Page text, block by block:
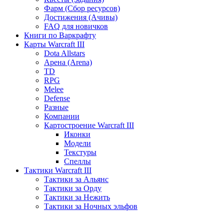
Фарм (Сбор ресурсов)
Достижения (Ачивы)
FAQ для новичков
Книги по Варкрафту
Карты Warcraft III
Dota Allstars
Арена (Arena)
TD
RPG
Melee
Defense
Разные
Компании
Картостроение Warcraft III
Иконки
Модели
Текстуры
Спеллы
Тактики Warcraft III
Тактики за Альянс
Тактики за Орду
Тактики за Нежить
Тактики за Ночных эльфов